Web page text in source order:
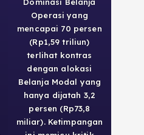
Dominasi Belanja
Operasi yang
mencapai 70 persen
(Rp1,59 triliun)
terlihat kontras
dengan alokasi
Belanja Modal yang
hanya dijatah 3,2
persen (Rp73,8
miliar). Ketimpangan